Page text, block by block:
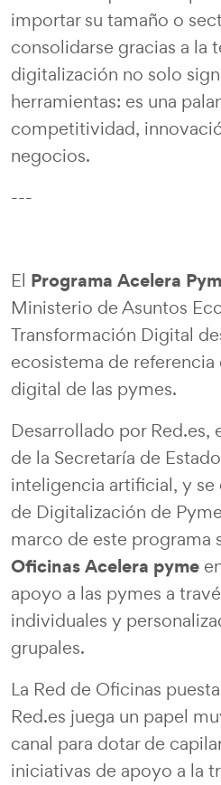
importar su tamaño o
consolidarse gracias a la
digitalización no solo
herramientas: es una
competitividad,
negocios.
---
El Programa Acelera
Ministerio de Asuntos
Transformación Digital
ecosistema de
digital de las pymes.
Desarrollado por
de la Secretaría de
inteligencia artificial, y se
de Digitalización de
marco de este programa
Oficinas Acelera pyme
apoyo a las pymes a
individuales y
grupales.
La Red de Oficinas
Red.es juega un papel
canal para dotar de
iniciativas de apoyo a la